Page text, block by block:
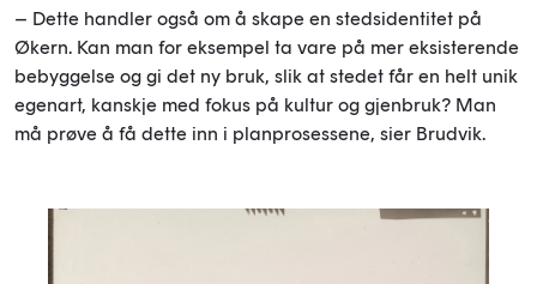
– Dette handler også om å skape en stedsidentitet på
Økern. Kan man for eksempel ta vare på mer eksisterende
bebyggelse og gi det ny bruk, slik at stedet får en helt unik
egenart, kanskje med fokus på kultur og gjenbruk? Man
må prøve å få dette inn i planprosessene, sier Brudvik.